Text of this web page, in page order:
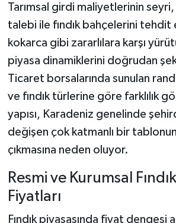
Tarımsal girdi maliyetlerinin seyri,
talebi ile fındık bahçelerini
kokarca gibi zararlılara karşı
piyasa dinamiklerini doğrudan
Ticaret borsalarında sunulan
ve fındık türlerine göre farklılık
yapısı, Karadeniz genelinde
değişen çok katmanlı bir
çıkmasına neden oluyor.
Resmi ve Kurumsal
Fiyatları
Fındık piyasasında fiyat dengesi